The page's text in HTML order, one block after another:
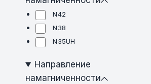
N42
N38
N35UH
Направление
намагниченности